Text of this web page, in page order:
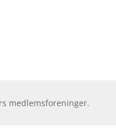
medlemsforeninger.